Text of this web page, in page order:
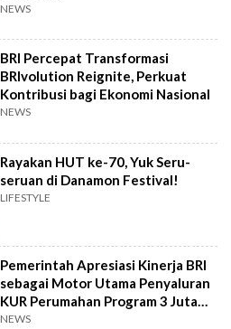
NEWS
BRI Percepat Transformasi
BRIvolution Reignite, Perkuat
Kontribusi bagi Ekonomi Nasional
NEWS
Rayakan HUT ke-70, Yuk Seru-
seruan di Danamon Festival!
LIFESTYLE
Pemerintah Apresiasi Kinerja BRI
sebagai Motor Utama Penyaluran
KUR Perumahan Program 3 Juta
Rumah
NEWS